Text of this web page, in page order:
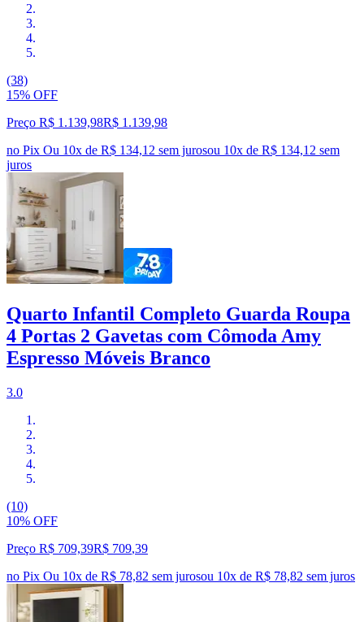
(38)
15% OFF
Preço R$ 1.139,98R$ 1.139,98
no Pix Ou 10x de R$ 134,12 sem jurosou 10x de R$ 134,12 sem
juros
Quarto Infantil Completo Guarda Roupa
4 Portas 2 Gavetas com Cômoda Amy
Espresso Móveis Branco
3.0
(10)
10% OFF
Preço R$ 709,39R$ 709,39
no Pix Ou 10x de R$ 78,82 sem jurosou 10x de R$ 78,82 sem juros